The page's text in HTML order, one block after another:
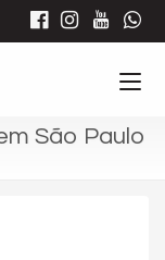
São Paulo